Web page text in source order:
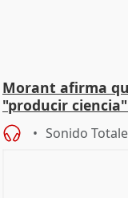
Morant afirma
"producir
Sonido